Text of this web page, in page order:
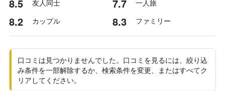
8.5 友人同士 7.7 一人旅
8.2 カップル 8.3 ファミリー
口コミは見つかりませんでした。口コミを見るには、絞り込
み条件を一部解除するか、検索条件を変更、またはすべてク
リアしてください。